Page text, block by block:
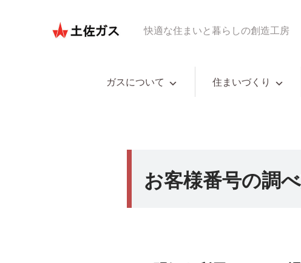
快適な住まいと暮らしの創造工房
ガスについて 住まいづくり
お客様番号の調